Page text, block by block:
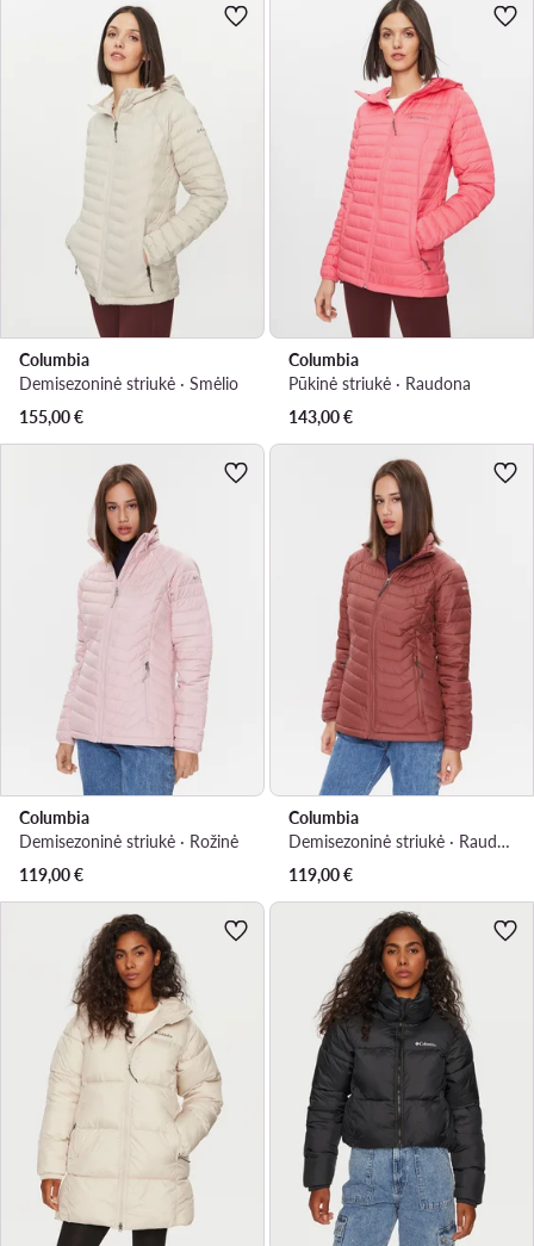
Columbia
Demisezoninė striukė · Smėlio
155,00€
Columbia
Pūkinė striukė · Raudona
143,00€
Columbia
Demisezoninė striukė · Rožinė
119,00€
Columbia
Demisezoninė striukė · Raudona
119,00€